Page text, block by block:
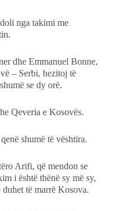
nga takimi me
dhe Emmanuel Bonne,
– Serbi, hezitoj të
se dy orë.
Qeveria e Kosovës.
shumë të vështira.
Arifi, që mendon se
i është thënë sy më sy,
të marrë Kosova.